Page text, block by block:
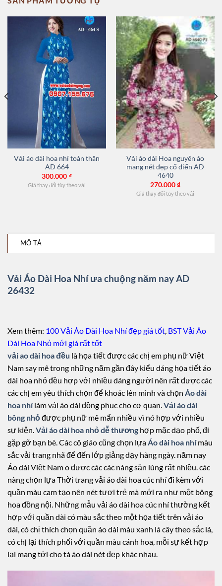
Vải áo dài hoa nhí toàn thân
AD 664
300.000₫
Giá thay đổi tùy theo vải
Vải áo dài Hoa nguyên áo
mang nét đẹp cổ điển AD
4640
270.000₫
Giá thay đổi tùy theo vải
MÔ TẢ
Vải Áo Dài Hoa Nhí ưa chuộng năm nay AD
26432
Xem thêm: 100 Vải Áo Dài Hoa Nhí đẹp giá tốt, BST Vải Áo
Dài Hoa Nhỏ mới giá rất tốt
vải ao dài hoa đều là họa tiết được các chị em phụ nữ Việt
Nam say mê trong những năm gần đây kiểu dáng họa tiết áo
dài hoa nhỏ đều hợp với nhiều dáng người nên rất được các
các chị em yêu thích chọn để khoác lên mình và chọn Áo dài
hoa nhílàm vải áo dài đồng phục cho cơ quan.Vải áo dài
bông nhỏđược phụ nữ mê mẩn nhiều vì nó hợp với nhiều
sự kiện.Vải áo dài hoa nhỏ dễ thương hợp mặc dạo phố, đi
gặp gỡ bạn bè. Các cô giáo cũng chọn lựaÁo dài hoa nhímàu
sắc vải trang nhã để đến lớp giảng dạy hàng ngày. năm nay
Áo dài Việt Nam o được các các nàng săn lùng rất nhiều. các
nàng chọn lựa Thời trang vải áo dài hoa cúc nhí đi kèm với
quần màu cam tạo nên nét tươi trẻ mà mới ra như một bông
hoa đồng nội. Những mẫu vải áo dài hoa cúc nhí thường kết
hợp với quần dài có màu sắc theo một họa tiết trên vải áo
dài, có chị thích chọn quần áo dài màu xanh lá cây theo sắc lá,
có chị lại thích phối với quần màu cánh hoa, mỗi sự kết hợp
lại mang tới cho tà áo dài nét đẹp khác nhau.